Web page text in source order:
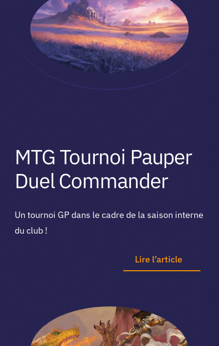
MTG Tournoi Pauper
Duel Commander
Un tournoi GP dans le cadre de la saison interne
du club !
Lire l’article